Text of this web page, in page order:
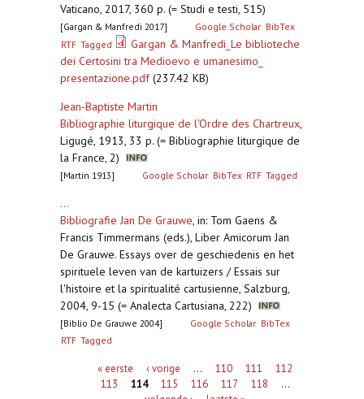
Vaticano, 2017, 360 p. (= Studi e testi, 515)
[Gargan & Manfredi 2017] Google Scholar BibTex
RTF Tagged
Gargan & Manfredi_Le biblioteche
dei Certosini tra Medioevo e umanesimo_
presentazione.pdf(237.42 KB)
Jean-Baptiste Martin
Bibliographie liturgique de l'Ordre des Chartreux,
Ligugé, 1913, 33 p. (= Bibliographie liturgique de
la France, 2)
[Martin 1913] Google Scholar BibTex RTF Tagged
...
Bibliografie Jan De Grauwe, in: Tom Gaens &
Francis Timmermans (eds.), Liber Amicorum Jan
De Grauwe. Essays over de geschiedenis en het
spirituele leven van de kartuizers / Essais sur
l'histoire et la spiritualité cartusienne, Salzburg,
2004, 9-15 (= Analecta Cartusiana, 222)
[Biblio De Grauwe 2004] Google Scholar BibTex
RTF Tagged
Pagina's« eerste ‹ vorige … 110 111
112
113
114 115 116 117 118
…